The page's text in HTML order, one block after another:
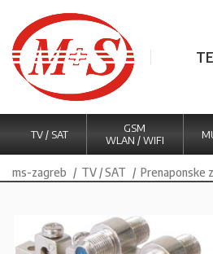
TV / SAT
GSM
WLAN / WIFI
ms-zagreb TV / SAT Prenaponske